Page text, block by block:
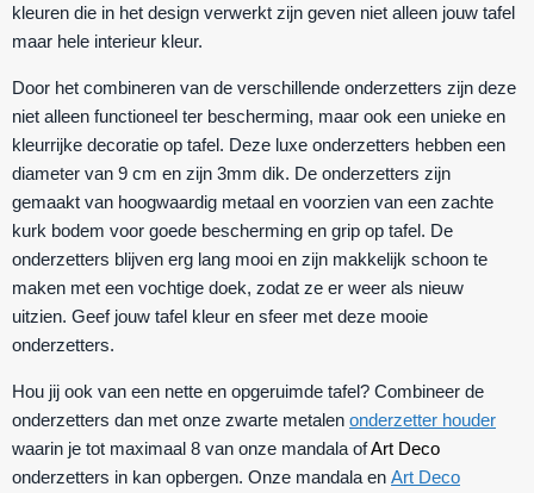
kleuren die in het design verwerkt zijn geven niet alleen jouw tafel
maar hele interieur kleur.
Door het combineren van de verschillende onderzetters zijn deze
niet alleen functioneel ter bescherming, maar ook een unieke en
kleurrijke decoratie op tafel. Deze luxe onderzetters hebben een
diameter van 9 cm en zijn 3mm dik. De onderzetters zijn
gemaakt van hoogwaardig metaal en voorzien van een zachte
kurk bodem voor goede bescherming en grip op tafel. De
onderzetters blijven erg lang mooi en zijn makkelijk schoon te
maken met een vochtige doek, zodat ze er weer als nieuw
uitzien. Geef jouw tafel kleur en sfeer met deze mooie
onderzetters.
Hou jij ook van een nette en opgeruimde tafel? Combineer de
onderzetters dan met onze zwarte metalen onderzetter houder
waarin je tot maximaal 8 van onze mandala ofArt Deco
onderzetters in kan opbergen. Onze mandala en Art Deco